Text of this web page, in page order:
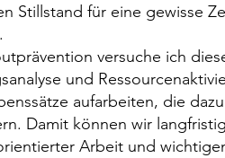
Stillstand für eine gewisse
versuche ich
und
aufarbeiten, die
Damit können wir
Arbeit und